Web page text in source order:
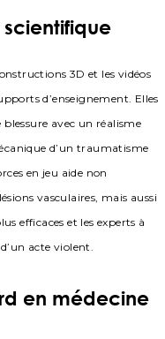
3D et les vidéos
d’enseignement. Elles
avec un réalisme
d’un traumatisme
en jeu aide non
vasculaires, mais aussi
efficaces et les experts à
acte violent.
en médecine